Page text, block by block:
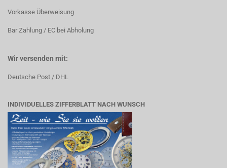
Vorkasse Überweisung
Bar Zahlung / EC bei Abholung
Wir versenden mit:
Deutsche Post / DHL
INDIVIDUELLES ZIFFERBLATT NACH WUNSCH